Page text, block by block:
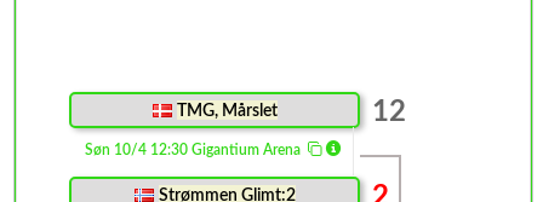
TMG, Mårslet 12
Søn 10/4 12:30 Gigantium Arena
Strømmen Glimt:2